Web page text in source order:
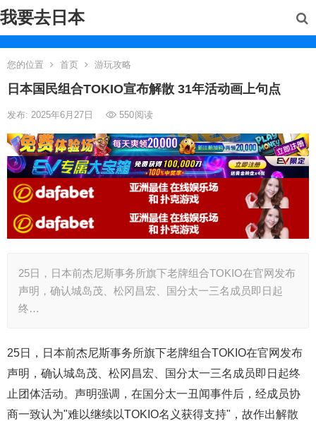
我要去日本
您的位置 首页 游玩攻略
日本国民组合TOKIO宣布解散 31年活动画上句点
发布: 2025年6月27日 550阅读
25日，日本前杰尼斯事务所旗下老牌组合TOKIO在官网发布
声明，确认城岛茂、松冈昌宏、国分太一三名成员即日起
终…
25日，日本前杰尼斯事务所旗下老牌组合TOKIO在官网发布
声明，确认城岛茂、松冈昌宏、国分太一三名成员即日起终
止团体活动。声明强调，在国分太一丑闻事件后，经成员协
商一致认为"难以继续以TOKIO名义获得支持"，故作出解散